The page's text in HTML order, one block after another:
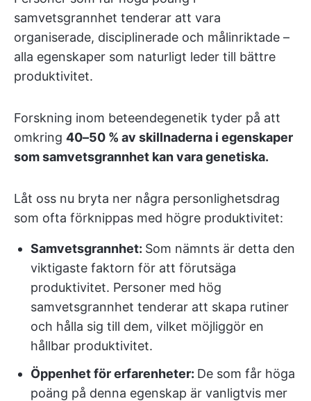
samvetsgrannhet tenderar att vara
organiserade, disciplinerade och målinriktade –
alla egenskaper som naturligt leder till bättre
produktivitet.
Forskning inom beteendegenetik tyder på att
omkring 40–50 % av skillnaderna i egenskaper
som samvetsgrannhet kan vara genetiska.
Låt oss nu bryta ner några personlighetsdrag
som ofta förknippas med högre produktivitet:
Samvetsgrannhet: Som nämnts är detta den
viktigaste faktorn för att förutsäga
produktivitet. Personer med hög
samvetsgrannhet tenderar att skapa rutiner
och hålla sig till dem, vilket möjliggör en
hållbar produktivitet.
Öppenhet för erfarenheter: De som får höga
poäng på denna egenskap är vanligtvis mer